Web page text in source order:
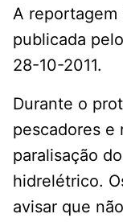
A reportagem
publicada
28-10-2011.
Durante o
pescadores e
paralisação
hidrelétrico.
avisar que